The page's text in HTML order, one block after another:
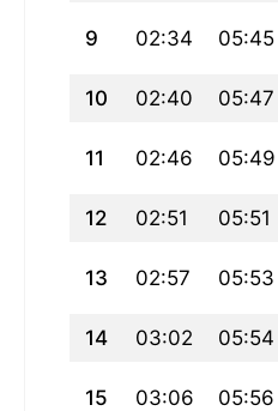
9 02:34 05:45
10 02:40 05:47
11 02:46 05:49
12 02:51 05:51
13 02:57 05:53
14 03:02 05:54
15 03:06 05:56